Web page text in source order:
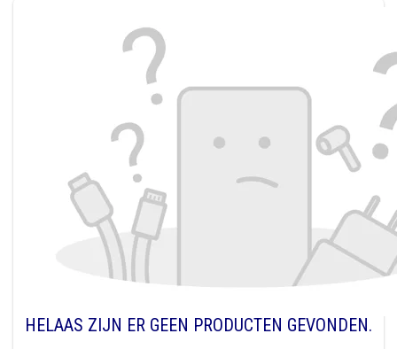
HELAAS ZIJN ER GEEN PRODUCTEN GEVONDEN.